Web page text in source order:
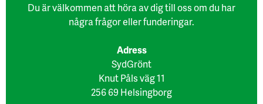
Du är välkommen att höra av dig till oss om du har
några frågor eller funderingar.
Adress
SydGrönt
Knut Påls väg 11
256 69 Helsingborg